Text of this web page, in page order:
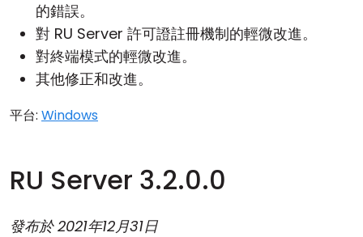
的錯誤。
對 RU Server 許可證註冊機制的輕微改進。
對終端模式的輕微改進。
其他修正和改進。
平台: Windows
RU Server 3.2.0.0
發布於2021年12月31日